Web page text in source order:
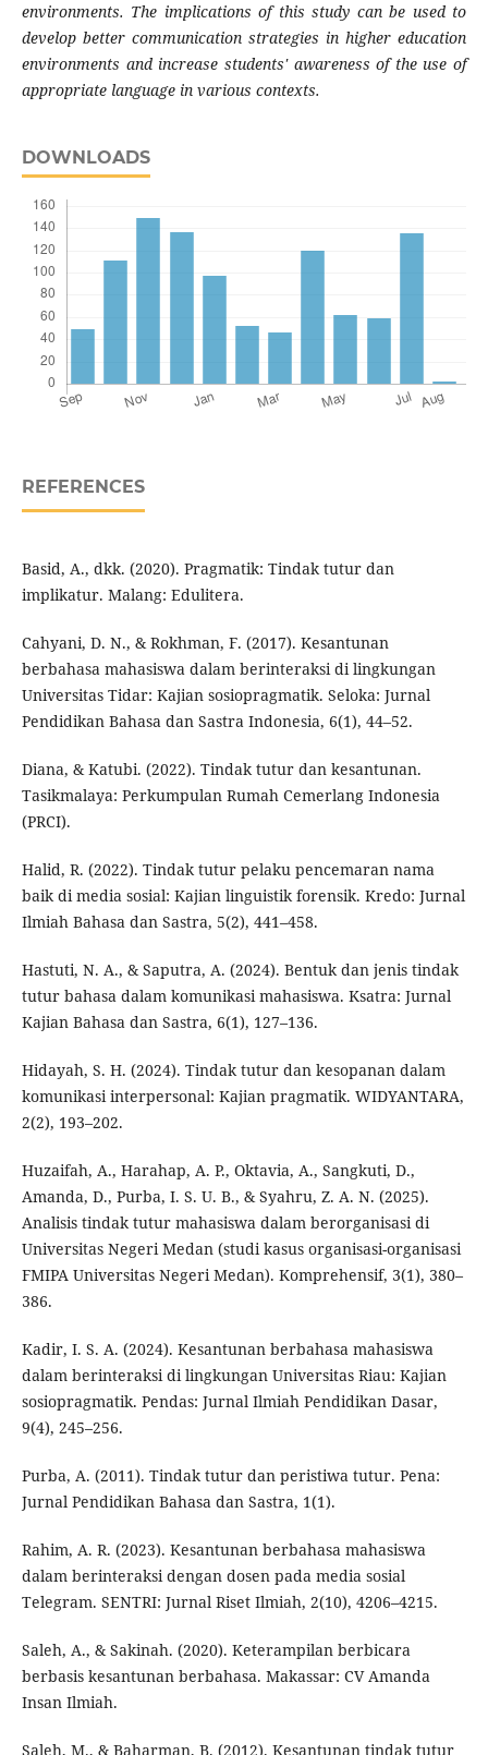
environments. The implications of this study can be used to
develop better communication strategies in higher education
environments and increase students' awareness of the use of
appropriate language in various contexts.
DOWNLOADS
REFERENCES
Basid, A., dkk. (2020). Pragmatik: Tindak tutur dan
implikatur. Malang: Edulitera.
Cahyani, D. N., & Rokhman, F. (2017). Kesantunan
berbahasa mahasiswa dalam berinteraksi di lingkungan
Universitas Tidar: Kajian sosiopragmatik. Seloka: Jurnal
Pendidikan Bahasa dan Sastra Indonesia, 6(1), 44–52.
Diana, & Katubi. (2022). Tindak tutur dan kesantunan.
Tasikmalaya: Perkumpulan Rumah Cemerlang Indonesia
(PRCI).
Halid, R. (2022). Tindak tutur pelaku pencemaran nama
baik di media sosial: Kajian linguistik forensik. Kredo: Jurnal
Ilmiah Bahasa dan Sastra, 5(2), 441–458.
Hastuti, N. A., & Saputra, A. (2024). Bentuk dan jenis tindak
tutur bahasa dalam komunikasi mahasiswa. Ksatra: Jurnal
Kajian Bahasa dan Sastra, 6(1), 127–136.
Hidayah, S. H. (2024). Tindak tutur dan kesopanan dalam
komunikasi interpersonal: Kajian pragmatik. WIDYANTARA,
2(2), 193–202.
Huzaifah, A., Harahap, A. P., Oktavia, A., Sangkuti, D.,
Amanda, D., Purba, I. S. U. B., & Syahru, Z. A. N. (2025).
Analisis tindak tutur mahasiswa dalam berorganisasi di
Universitas Negeri Medan (studi kasus organisasi-organisasi
FMIPA Universitas Negeri Medan). Komprehensif, 3(1), 380–
386.
Kadir, I. S. A. (2024). Kesantunan berbahasa mahasiswa
dalam berinteraksi di lingkungan Universitas Riau: Kajian
sosiopragmatik. Pendas: Jurnal Ilmiah Pendidikan Dasar,
9(4), 245–256.
Purba, A. (2011). Tindak tutur dan peristiwa tutur. Pena:
Jurnal Pendidikan Bahasa dan Sastra, 1(1).
Rahim, A. R. (2023). Kesantunan berbahasa mahasiswa
dalam berinteraksi dengan dosen pada media sosial
Telegram. SENTRI: Jurnal Riset Ilmiah, 2(10), 4206–4215.
Saleh, A., & Sakinah. (2020). Keterampilan berbicara
berbasis kesantunan berbahasa. Makassar: CV Amanda
Insan Ilmiah.
Saleh, M., & Baharman, B. (2012). Kesantunan tindak tutur